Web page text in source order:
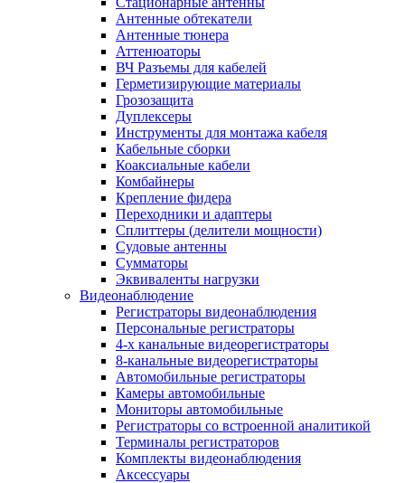
Антенные обтекатели
Антенные тюнера
Аттенюаторы
ВЧ Разъемы для кабелей
Герметизирующие материалы
Грозозащита
Дуплексеры
Инструменты для монтажа кабеля
Кабельные сборки
Коаксиальные кабели
Комбайнеры
Крепление фидера
Переходники и адаптеры
Сплиттеры (делители мощности)
Судовые антенны
Сумматоры
Эквиваленты нагрузки
Видеонаблюдение
Регистраторы видеонаблюдения
Персональные регистраторы
4-х канальные видеорегистраторы
8-канальные видеорегистраторы
Автомобильные регистраторы
Камеры автомобильные
Мониторы автомобильные
Регистраторы со встроенной аналитикой
Терминалы регистраторов
Комплекты видеонаблюдения
Аксессуары